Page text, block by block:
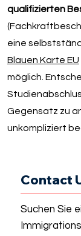
qualifizierten
eine
Blauen Karte EU
möglich.
Gegensatz zu
unkompliziert
Contact
Suchen Sie